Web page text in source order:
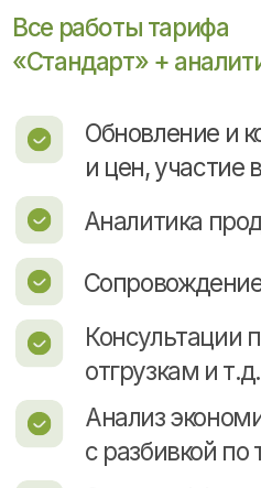
IT-компания
«Optima-Promo™»
партнеры «Яндекс»,
«Google AdWords»,
3.000+ рекламных
700+ сайтов в портфолио
17 лет опыта работы